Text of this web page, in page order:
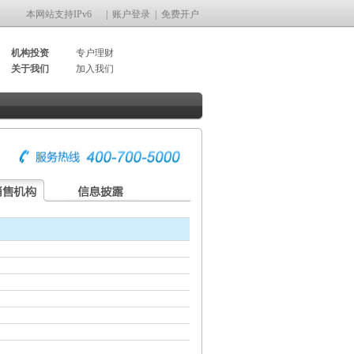
本网站支持IPv6 账户登录 免费开户
机构投资
专户理财
关于我们
加入我们